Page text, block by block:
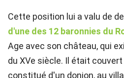
Cette position lui a valu de
d'une des 12 baronnies du
Age avec son château, qui
du XVe siècle. Il était
constitué d'un donjon, au